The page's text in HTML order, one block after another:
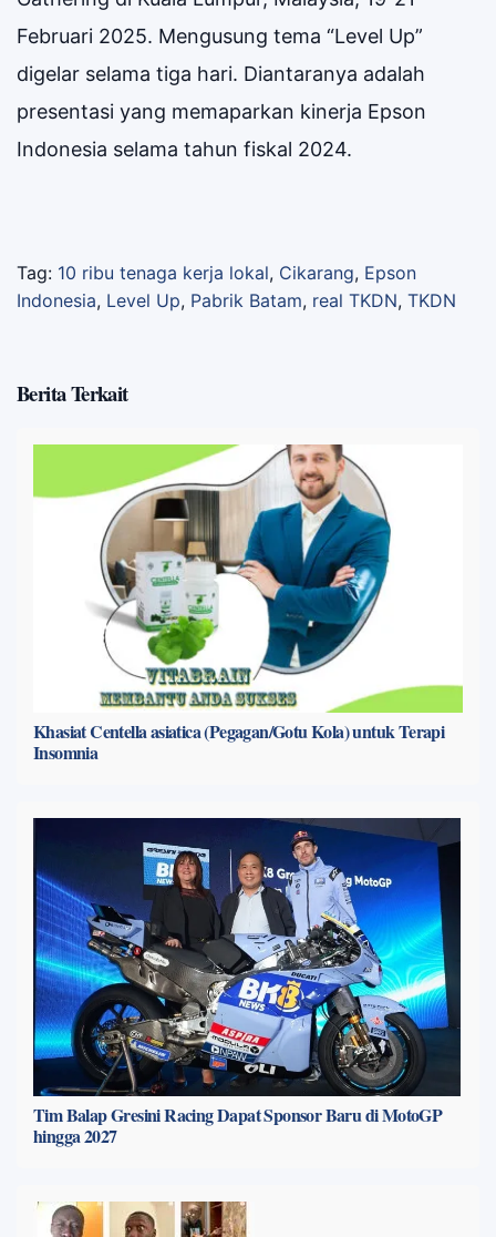
Februari 2025. Mengusung tema “Level Up”
digelar selama tiga hari. Diantaranya adalah
presentasi yang memaparkan kinerja Epson
Indonesia selama tahun fiskal 2024.
Tag: 10 ribu tenaga kerja lokal, Cikarang, Epson
Indonesia, Level Up, Pabrik Batam, real TKDN, TKDN
Berita Terkait
Khasiat Centella asiatica (Pegagan/Gotu Kola) untuk Terapi
Insomnia
Tim Balap Gresini Racing Dapat Sponsor Baru di MotoGP
hingga 2027